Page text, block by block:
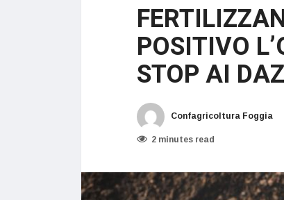
POSITIVO
STOP AI
Confagricoltura Foggia
2 minutes read